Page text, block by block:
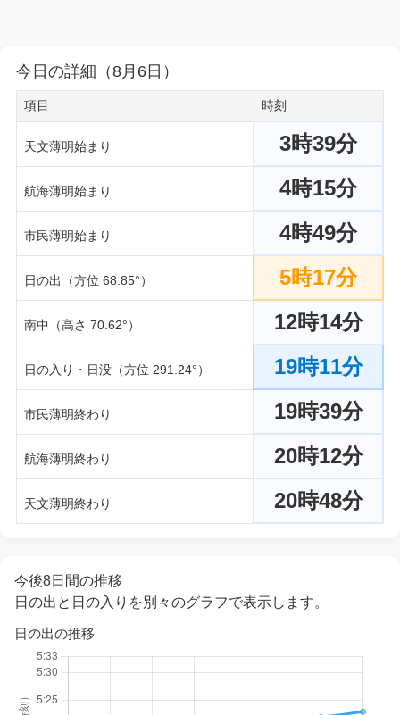
今日の詳細（8月6日）
項目 時刻
天文薄明始まり 3時39分
航海薄明始まり 4時15分
市民薄明始まり 4時49分
日の出（方位 68.85°） 5時17分
南中（高さ 70.62°） 12時14分
日の入り・日没（方位 291.24°） 19時11分
市民薄明終わり 19時39分
航海薄明終わり 20時12分
天文薄明終わり 20時48分
今後8日間の推移
日の出と日の入りを別々のグラフで表示します。
日の出の推移